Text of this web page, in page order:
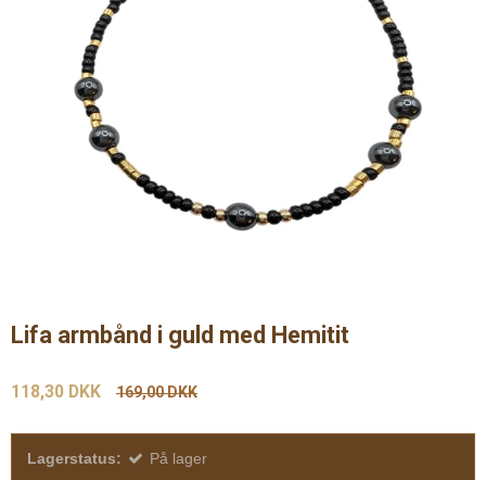
Lifa armbånd i guld med Hemitit
118,30 DKK 169,00 DKK
Lagerstatus: På lager